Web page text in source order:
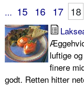
... 15 16 17 18
luftige
finere
godt. Retten hitter